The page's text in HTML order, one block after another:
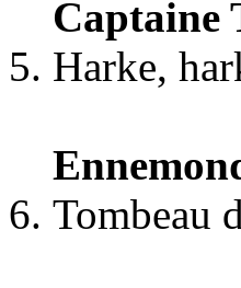
Captaine
Harke,
Tombeau